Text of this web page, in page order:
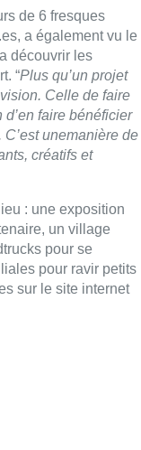
de 6 fresques
a également vu le
découvrir les
“Plus qu’un projet
Celle de faire
faire bénéficier
unemanière de
créatifs et
: une exposition
un village
pour se
pour ravir petits
sur le site internet